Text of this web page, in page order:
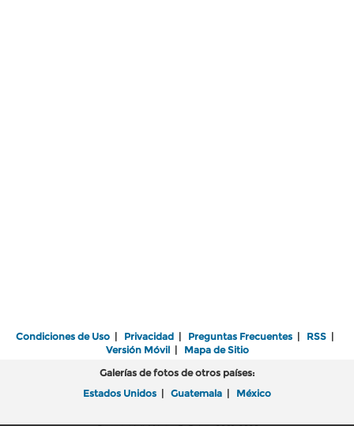
Condiciones de Uso | Privacidad | Preguntas Frecuentes | RSS |
Versión Móvil| Mapa de Sitio
Galerías de fotos de otros países:
Estados Unidos | Guatemala | México